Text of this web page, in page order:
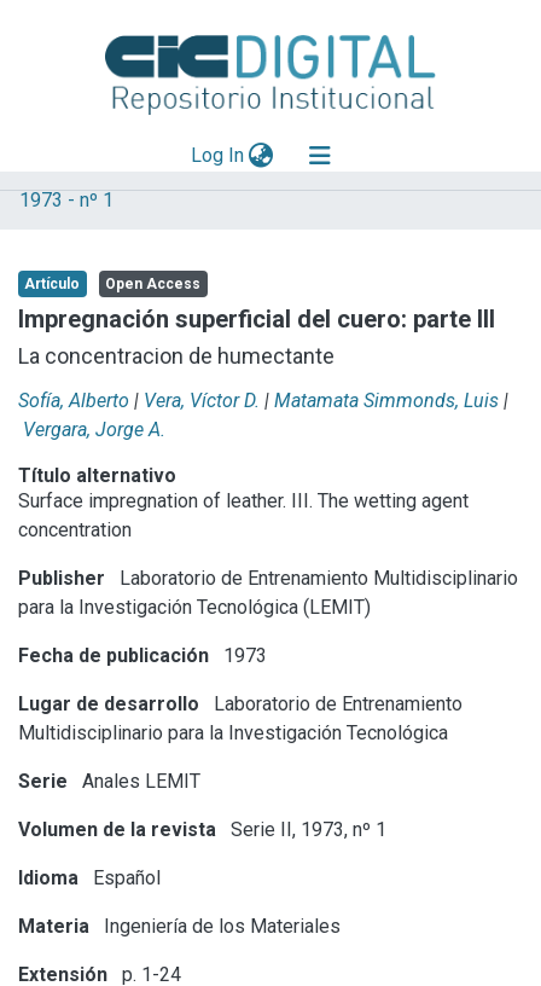
Log In(current)
Explorar
Aportar material
Statistics
1973 - nº 1
Artículo Open Access
Impregnación superficial del cuero: parte III
La concentracion de humectante
Sofía, Alberto | Vera, Víctor D. | Matamata Simmonds, Luis |
Vergara, Jorge A.
Título alternativo
Surface impregnation of leather. III. The wetting agent
concentration
Publisher
Laboratorio de Entrenamiento Multidisciplinario
para la Investigación Tecnológica (LEMIT)
Fecha de publicación 1973
Lugar de desarrollo
Laboratorio de Entrenamiento
Multidisciplinario para la Investigación Tecnológica
Serie Anales LEMIT
Volumen de la revista Serie II, 1973, nº 1
Idioma Español
Materia Ingeniería de los Materiales
Extensión p. 1-24